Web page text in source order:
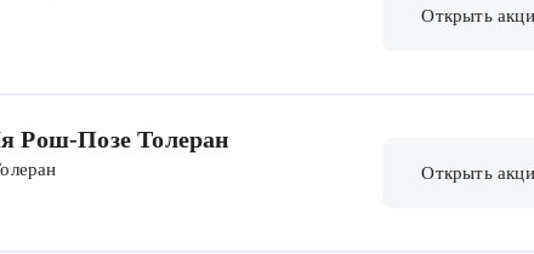
Открыть
Рош-Позе Толеран
Открыть